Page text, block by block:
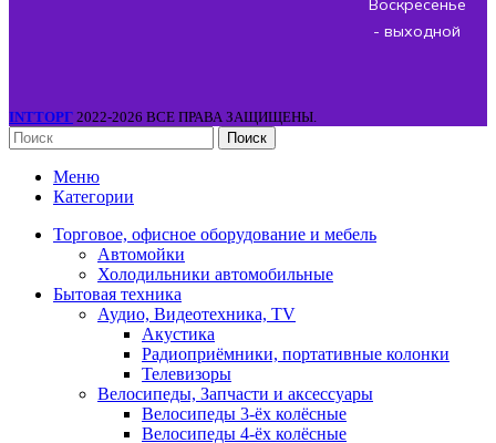
Воскресенье
- выходной
INTТОРГ 2022-2026 ВСЕ ПРАВА ЗАЩИЩЕНЫ.
Поиск
Меню
Категории
Торговое, офисное оборудование и мебель
Автомойки
Холодильники автомобильные
Бытовая техника
Аудио, Видеотехника, TV
Акустика
Радиоприёмники, портативные колонки
Телевизоры
Велосипеды, Запчасти и аксессуары
Велосипеды 3-ёх колёсные
Велосипеды 4-ёх колёсные